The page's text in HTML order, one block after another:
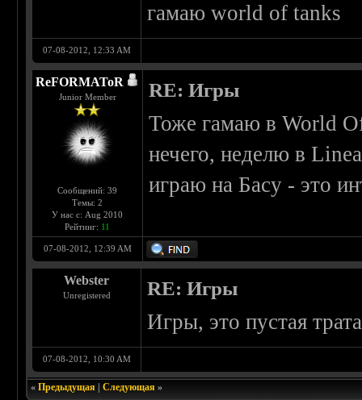
гамаю world of tanks
07-08-2012, 12:33 AM
ReFORMAToR
Junior Member
Сообщений: 39
Темы: 2
У нас с: Aug 2010
Рейтинг: 11
RE: Игры
Тоже гамаю в World
нечего, неделю в
играю на Басу - это
07-08-2012, 12:39 AM
Webster
Unregistered RE: Игры
Игры, это пустая
07-08-2012, 10:30 AM
«Предыдущая |Следующая »